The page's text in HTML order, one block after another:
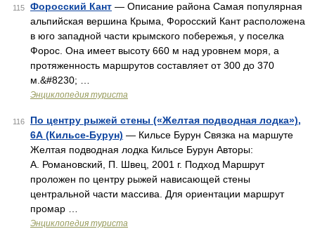
115 Форосский Кант — Описание района Самая популярная
альпийская вершина Крыма, Форосский Кант расположена
в юго западной части крымского побережья, у поселка
Форос. Она имеет высоту 660 м над уровнем моря, а
протяженность маршрутов составляет от 300 до 370
м.&#8230; …
Энциклопедия туриста
116
По центру рыжей стены («Желтая подводная лодка»),
6А (Кильсе-Бурун) — Кильсе Бурун Связка на маршуте
Желтая подводная лодка Кильсе Бурун Авторы:
А. Романовский, П. Швец, 2001 г. Подход Маршрут
проложен по центру рыжей нависающей стены
центральной части массива. Для ориентации маршрут
промар …
Энциклопедия туриста